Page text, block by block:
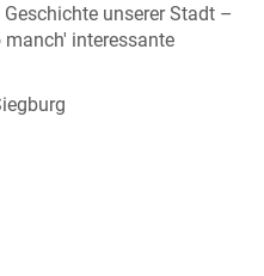
unserer Stadt –
interessante